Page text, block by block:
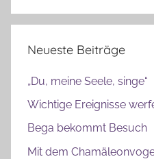
Neueste Beiträge
„Du, meine Seele, singe“
Wichtige Ereignisse
Bega bekommt Besuch
Mit dem